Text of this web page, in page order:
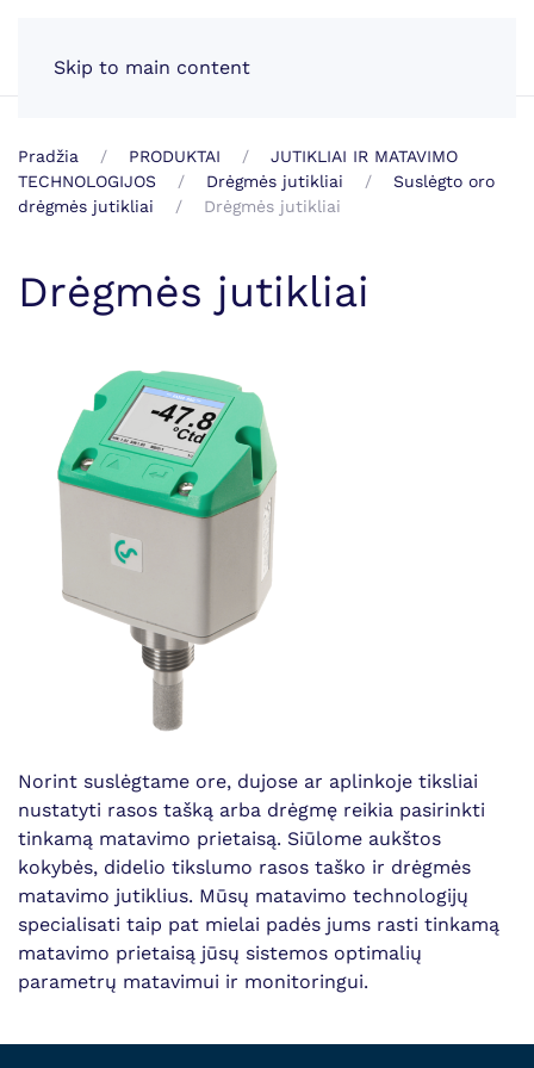
Skip to main content
Pradžia PRODUKTAI
JUTIKLIAI IR MATAVIMO
TECHNOLOGIJOS
Drėgmės jutikliai
Suslėgto oro
drėgmės jutikliai
Drėgmės jutikliai
Drėgmės jutikliai
Norint suslėgtame ore, dujose ar aplinkoje tiksliai
nustatyti rasos tašką arba drėgmę reikia pasirinkti
tinkamą matavimo prietaisą. Siūlome aukštos
kokybės, didelio tikslumo rasos taško ir drėgmės
matavimo jutiklius. Mūsų matavimo technologijų
specialisati taip pat mielai padės jums rasti tinkamą
matavimo prietaisą jūsų sistemos optimalių
parametrų matavimui ir monitoringui.